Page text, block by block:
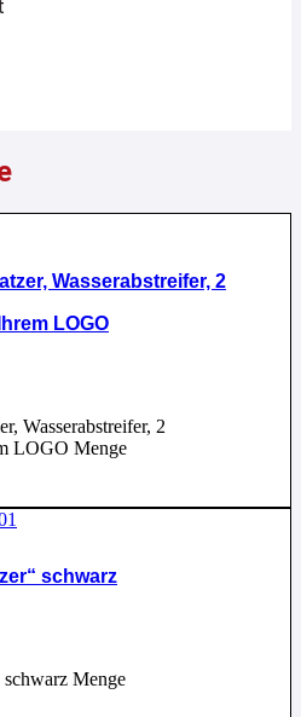
Wasserabstreifer, 2
LOGO
Wasserabstreifer, 2
LOGO Menge
schwarz
Menge